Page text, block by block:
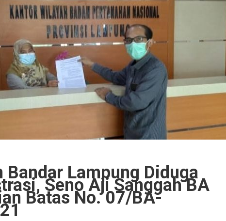
Bandar Lampung Diduga
Seno Aji Sanggah BA
Batas No. 07/BA-